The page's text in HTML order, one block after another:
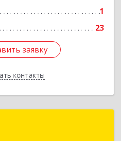
1
23
заявку
контакты
заявку
Назад